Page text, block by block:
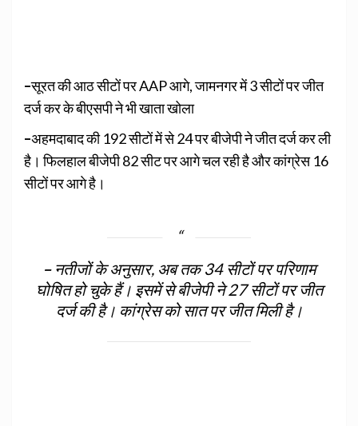
–सूरत की आठ सीटों पर AAP आगे, जामनगर में 3 सीटों पर जीत
दर्ज कर के बीएसपी ने भी खाता खोला
–अहमदाबाद की 192 सीटों में से 24 पर बीजेपी ने जीत दर्ज कर ली
है। फिलहाल बीजेपी 82 सीट पर आगे चल रही है और कांग्रेस 16
सीटों पर आगे है।
– नतीजों के अनुसार, अब तक 34 सीटों पर परिणाम
घोषित हो चुके हैं। इसमें से बीजेपी ने 27 सीटों पर जीत
दर्ज की है। कांग्रेस को सात पर जीत मिली है।